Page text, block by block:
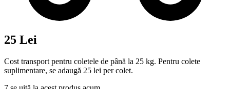
25 Lei
Cost transport pentru coletele de până la 25 kg. Pentru colete
suplimentare, se adaugă 25 lei per colet.